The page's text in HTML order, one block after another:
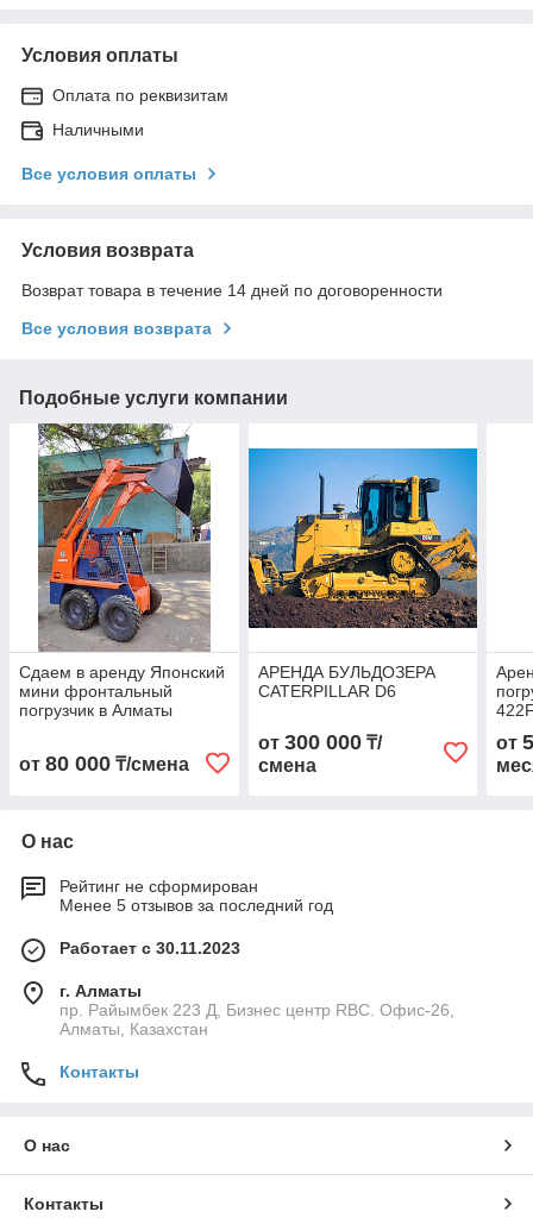
Условия оплаты
Оплата по реквизитам
Наличными
Все условия оплаты
Условия возврата
Возврат товара в течение 14 дней по договоренности
Все условия возврата
Подобные услуги компании
Сдаем в аренду Японский
мини фронтальный
погрузчик в Алматы
от 80 000 ₸/смена
АРЕНДА БУЛЬДОЗЕРА
CATERPILLAR D6
от 300 000₸/
смена
от
О нас
Рейтинг не сформирован
Менее 5 отзывов за последний год
Работает с 30.11.2023
г. Алматы
пр. Райымбек 223 Д, Бизнес центр RBC. Офис-26,
Алматы, Казахстан
Контакты
О нас
Контакты